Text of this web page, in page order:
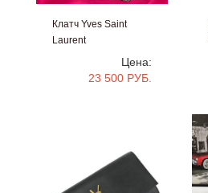
Клатч Yves Saint
Laurent
Цена:
23 500 РУБ.